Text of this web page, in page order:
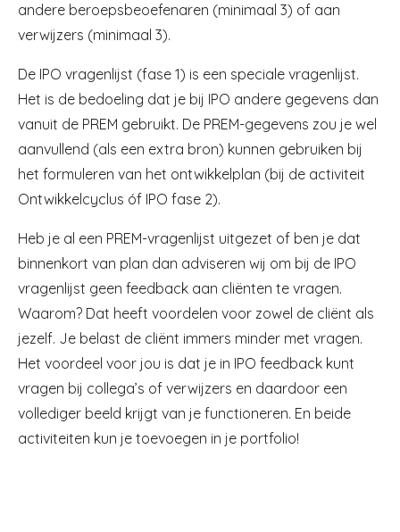
andere beroepsbeoefenaren (minimaal 3) of aan
verwijzers (minimaal 3).
De IPO vragenlijst (fase 1) is een speciale vragenlijst.
Het is de bedoeling dat je bij IPO andere gegevens dan
vanuit de PREM gebruikt. De PREM-gegevens zou je wel
aanvullend (als een extra bron) kunnen gebruiken bij
het formuleren van het ontwikkelplan (bij de activiteit
Ontwikkelcyclus óf IPO fase 2).
Heb je al een PREM-vragenlijst uitgezet of ben je dat
binnenkort van plan dan adviseren wij om bij de IPO
vragenlijst geen feedback aan cliënten te vragen.
Waarom? Dat heeft voordelen voor zowel de cliënt als
jezelf. Je belast de cliënt immers minder met vragen.
Het voordeel voor jou is dat je in IPO feedback kunt
vragen bij collega’s of verwijzers en daardoor een
vollediger beeld krijgt van je functioneren. En beide
activiteiten kun je toevoegen in je portfolio!